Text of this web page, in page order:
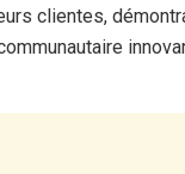
clientes,